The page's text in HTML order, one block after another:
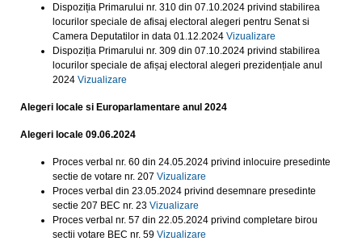
Dispoziția Primarului nr. 310 din 07.10.2024 privind stabilirea
locurilor speciale de afisaj electoral alegeri pentru Senat si
Camera Deputatilor in data 01.12.2024 Vizualizare
Dispoziția Primarului nr. 309 din 07.10.2024 privind stabilirea
locurilor speciale de afișaj electoral alegeri prezidențiale anul
2024 Vizualizare
Alegeri locale si Europarlamentare anul 2024
Alegeri locale 09.06.2024
Proces verbal nr. 60 din 24.05.2024 privind inlocuire presedinte
sectie de votare nr. 207 Vizualizare
Proces verbal din 23.05.2024 privind desemnare presedinte
sectie 207 BEC nr. 23 Vizualizare
Proces verbal nr. 57 din 22.05.2024 privind completare birou
sectii votare BEC nr. 59 Vizualizare